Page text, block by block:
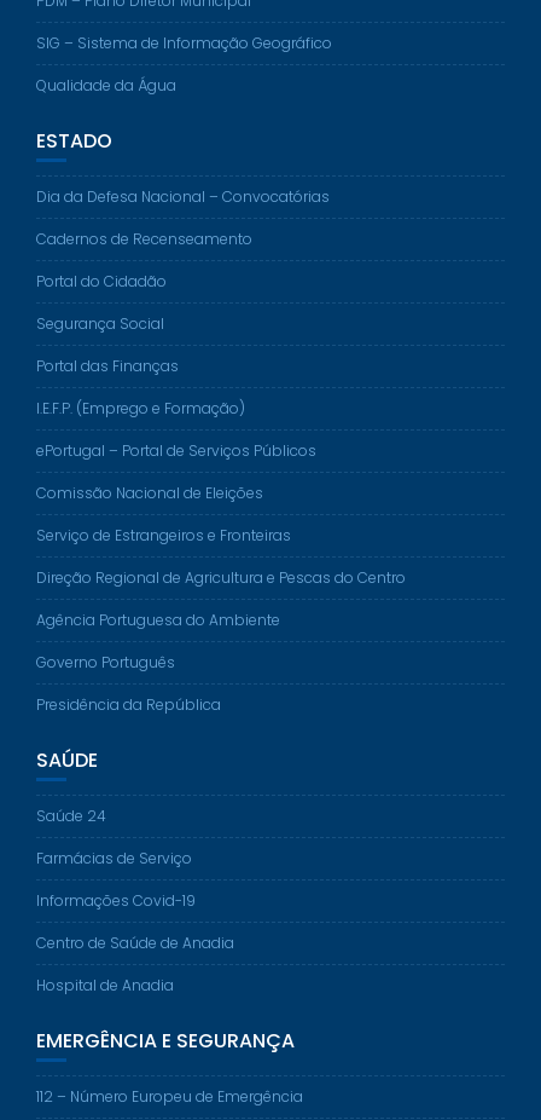
SIG – Sistema de Informação Geográfico
Qualidade da Água
ESTADO
Dia da Defesa Nacional – Convocatórias
Cadernos de Recenseamento
Portal do Cidadão
Segurança Social
Portal das Finanças
I.E.F.P. (Emprego e Formação)
ePortugal – Portal de Serviços Públicos
Comissão Nacional de Eleições
Serviço de Estrangeiros e Fronteiras
Direção Regional de Agricultura e Pescas do Centro
Agência Portuguesa do Ambiente
Governo Português
Presidência da República
SAÚDE
Saúde 24
Farmácias de Serviço
Informações Covid-19
Centro de Saúde de Anadia
Hospital de Anadia
EMERGÊNCIA E SEGURANÇA
112 – Número Europeu de Emergência